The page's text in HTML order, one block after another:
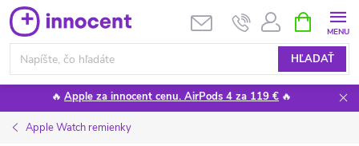
Prejsť
na
obsah
HĽADAŤ
KOŠÍK
🔥 Apple za innocent cenu. AirPods 4 za 119 € 🔥
Apple Watch remienky